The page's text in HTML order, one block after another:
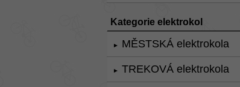
Kategorie elektrokol
► MĚSTSKÁ elektrokola
► TREKOVÁ elektrokola